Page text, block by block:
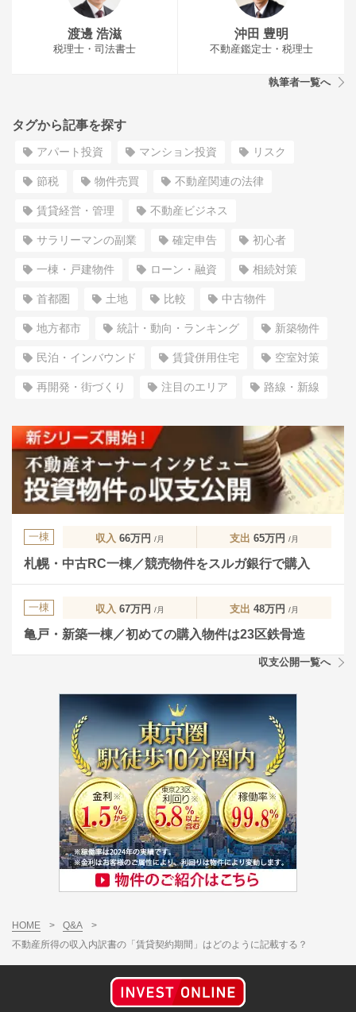
渡邊 浩滋
税理士・司法書士
沖田 豊明
不動産鑑定士・税理士
執筆者一覧へ
タグから記事を探す
アパート投資 マンション投資 リスク
節税 物件売買 不動産関連の法律
賃貸経営・管理 不動産ビジネス
サラリーマンの副業 確定申告 初心者
一棟・戸建物件 ローン・融資 相続対策
首都圏 土地 比較 中古物件
地方都市 統計・動向・ランキング 新築物件
民泊・インバウンド 賃貸併用住宅 空室対策
再開発・街づくり 注目のエリア 路線・新線
一棟 収入 66万円 /月 支出 65万円 /月
札幌・中古RC一棟／競売物件をスルガ銀行で購入
一棟 収入 67万円 /月 支出 48万円 /月
亀戸・新築一棟／初めての購入物件は23区鉄骨造
収支公開一覧へ
HOME > Q&A
>
不動産所得の収入内訳書の「賃貸契約期間」はどのように記載する？